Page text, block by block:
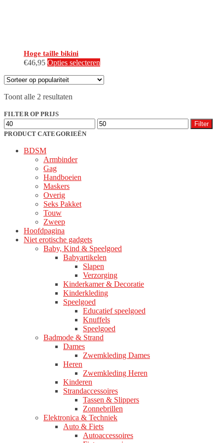
Hoge taille bikini
€46,95 Opties selecteren
heeft
kan
Toont alle 2 resultaten
FILTER OP PRIJS
Min.
prijs
Max.
prijs
Filter
PRODUCT CATEGORIEËN
BDSM
Armbinder
Gag
Handboeien
Maskers
Overig
Seks Pakket
Touw
Zweep
Hoofdpagina
Niet erotische gadgets
Baby, Kind & Speelgoed
Babyartikelen
Slapen
Verzorging
Kinderkamer & Decoratie
Kinderkleding
Speelgoed
Educatief speelgoed
Knuffels
Speelgoed
Badmode & Strand
Dames
Zwemkleding Dames
Heren
Zwemkleding Heren
Kinderen
Strandaccessoires
Tassen & Slippers
Zonnebrillen
Elektronica & Techniek
Auto & Fiets
Autoaccessoires